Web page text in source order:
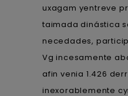
uxagam yentreve
taimada dinástica
necedades,
Vg incesamente
afin venia 1.426
inexorablemente